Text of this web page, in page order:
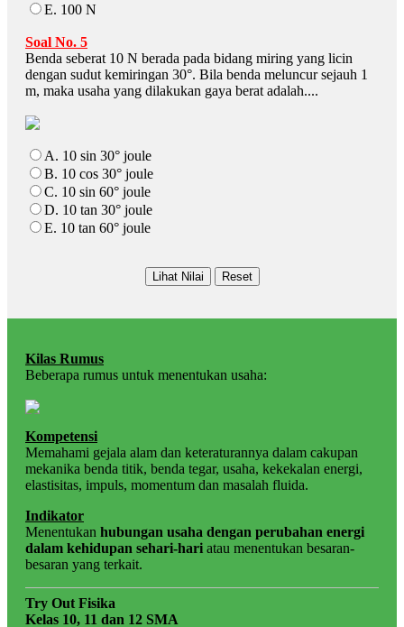
E. 100 N
Soal No. 5
Benda seberat 10 N berada pada bidang miring yang licin
dengan sudut kemiringan 30°. Bila benda meluncur sejauh 1
m, maka usaha yang dilakukan gaya berat adalah....
A. 10 sin 30° joule
B. 10 cos 30° joule
C. 10 sin 60° joule
D. 10 tan 30° joule
E. 10 tan 60° joule
Kilas Rumus
Beberapa rumus untuk menentukan usaha:
Kompetensi
Memahami gejala alam dan keteraturannya dalam cakupan
mekanika benda titik, benda tegar, usaha, kekekalan energi,
elastisitas, impuls, momentum dan masalah fluida.
Indikator
Menentukan hubungan usaha dengan perubahan energi
dalam kehidupan sehari-hari atau menentukan besaran-
besaran yang terkait.
Try Out Fisika
Kelas 10, 11 dan 12 SMA